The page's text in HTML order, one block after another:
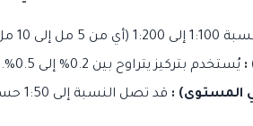
مل لكل لتر ماء).
يُستخدم بتركيز يتراوح بين 0.2% إلى 0.5%.
المستوى) : قد تصل النسبة إلى 1:50 حسب البروتوكول المتبع.